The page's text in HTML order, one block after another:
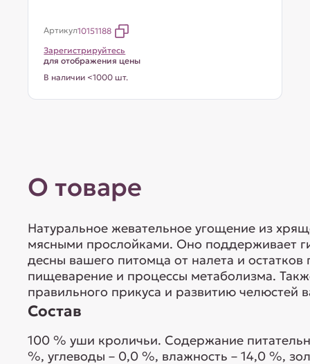
Артикул10151188
Зарегистрируйтесь
для отображения цены
В наличии <1000 шт.
О товаре
Натуральное жевательное угощение из
мясными прослойками. Оно поддерживает
десны вашего питомца от налета и
пищеварение и процессы метаболизма.
правильного прикуса и развитию челюстей
Состав
100 % уши кроличьи. Содержание
%, углеводы – 0,0 %, влажность – 14,0 %,